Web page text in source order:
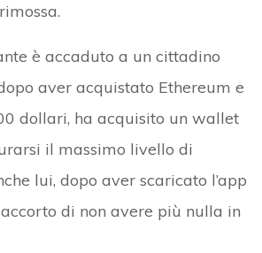
è accaduto a un cittadino
aver acquistato Ethereum e
dollari, ha acquisito un wallet
il massimo livello di
lui, dopo aver scaricato l’app
di non avere più nulla in